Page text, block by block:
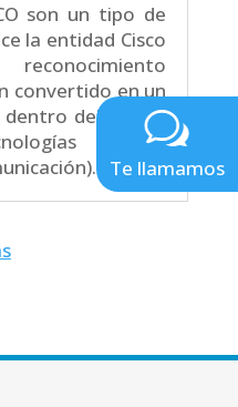
son un tipo de
la entidad Cisco
convertido en un
del Sector
de la
A...Te llamamos